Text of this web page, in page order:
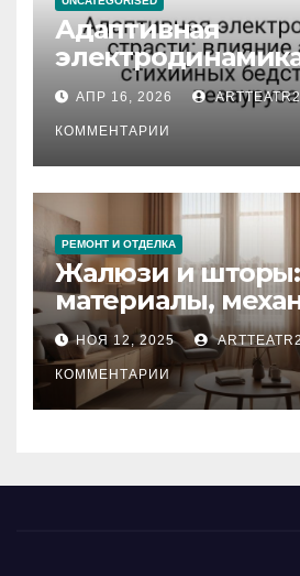
Адаптивная
влияние анализа
стихийных
тезауруса
АПР 16, 2026
КОММЕНТАРИИ
РЕМОНТ И ОТДЕЛКА
Жалюзи и
материалы,
управления и
НОЯ 12, 2025
КОММЕНТАРИИ